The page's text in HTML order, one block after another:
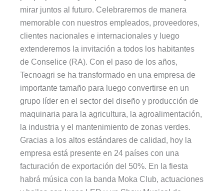
mirar juntos al futuro. Celebraremos de manera
memorable con nuestros empleados, proveedores,
clientes nacionales e internacionales y luego
extenderemos la invitación a todos los habitantes
de Conselice (RA). Con el paso de los años,
Tecnoagri se ha transformado en una empresa de
importante tamaño para luego convertirse en un
grupo líder en el sector del diseño y producción de
maquinaria para la agricultura, la agroalimentación,
la industria y el mantenimiento de zonas verdes.
Gracias a los altos estándares de calidad, hoy la
empresa está presente en 24 países con una
facturación de exportación del 50%. En la fiesta
habrá música con la banda Moka Club, actuaciones